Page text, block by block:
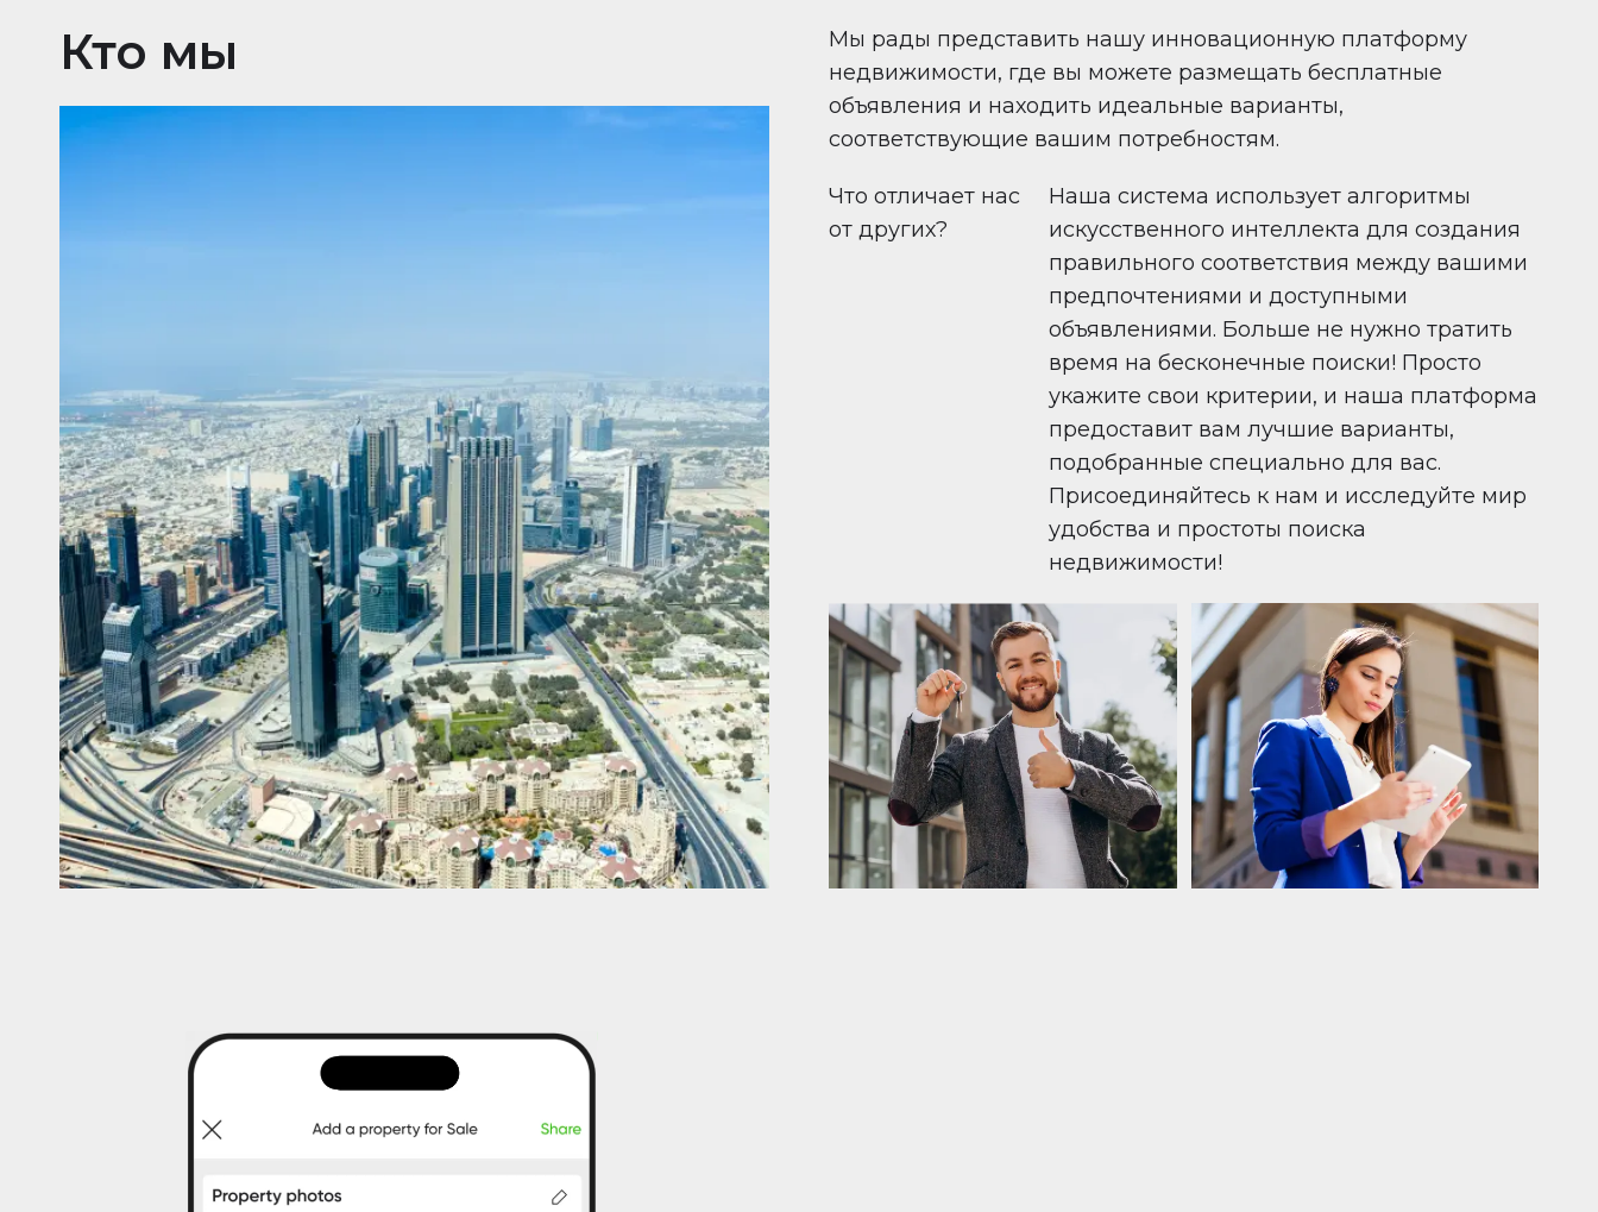
Кто мы
Мы рады представить нашу инновационную платформу
недвижимости, где вы можете размещать бесплатные
объявления и находить идеальные варианты,
соответствующие вашим потребностям.
Что отличает нас
от других?
Наша система использует алгоритмы
искусственного интеллекта для создания
правильного соответствия между вашими
предпочтениями и доступными
объявлениями. Больше не нужно тратить
время на бесконечные поиски! Просто
укажите свои критерии, и наша платформа
предоставит вам лучшие варианты,
подобранные специально для вас.
Присоединяйтесь к нам и исследуйте мир
удобства и простоты поиска
недвижимости!